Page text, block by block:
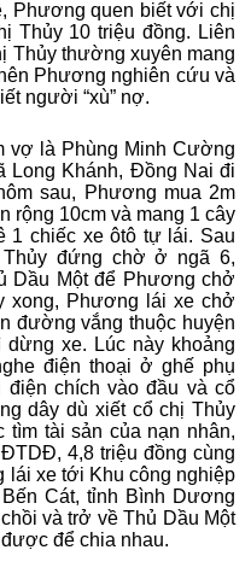
Phương quen biết với chị
Thủy 10 triệu đồng. Liên
Thủy thường xuyên mang
Phương nghiên cứu và
người “xù” nợ.
vợ là Phùng Minh Cường
Long Khánh, Đồng Nai đi
sau, Phương mua 2m
rộng 10cm và mang 1 cây
1 chiếc xe ôtô tự lái. Sau
đứng chờ ở ngã 6,
Dầu Một để Phương chở
xong, Phương lái xe chở
đường vắng thuộc huyện
xe. Lúc này khoảng
điện thoại ở ghế phụ
chích vào đầu và cổ
dây dù xiết cổ chị Thủy
tìm tài sản của nạn nhân,
4,8 triệu đồng cùng
lái xe tới Khu công nghiệp
Cát, tỉnh Bình Dương
và trở về Thủ Dầu Một
để chia nhau.